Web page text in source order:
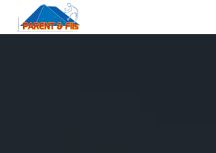
Panneau de gestion des cookies